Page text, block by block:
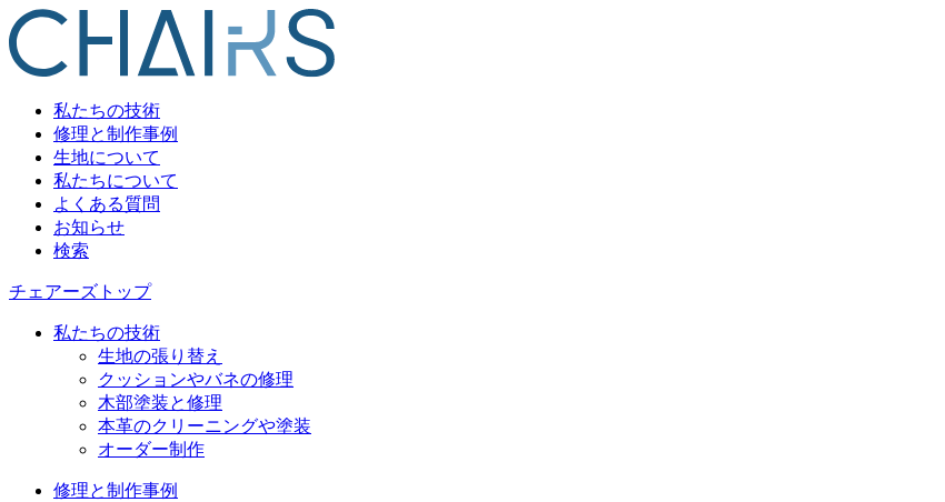
私たちの技術
修理と制作事例
生地について
私たちについて
よくある質問
お知らせ
検索
チェアーズトップ
私たちの技術
生地の張り替え
クッションやバネの修理
木部塗装と修理
本革のクリーニングや塗装
オーダー制作
修理と制作事例